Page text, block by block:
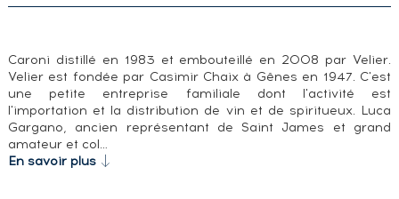
Caroni distillé en 1983 et embouteillé en 2008 par Velier.
Velier est fondée par Casimir Chaix à Gênes en 1947. C'est
une petite entreprise familiale dont l'activité est
l'importation et la distribution de vin et de spiritueux. Luca
Gargano, ancien représentant de Saint James et grand
amateur et col…
En savoir plus